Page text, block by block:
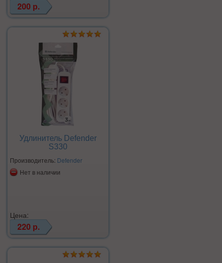
200 р.
Удлинитель Defender
S330
Производитель: Defender
Нет в наличии
Цена:
220 р.